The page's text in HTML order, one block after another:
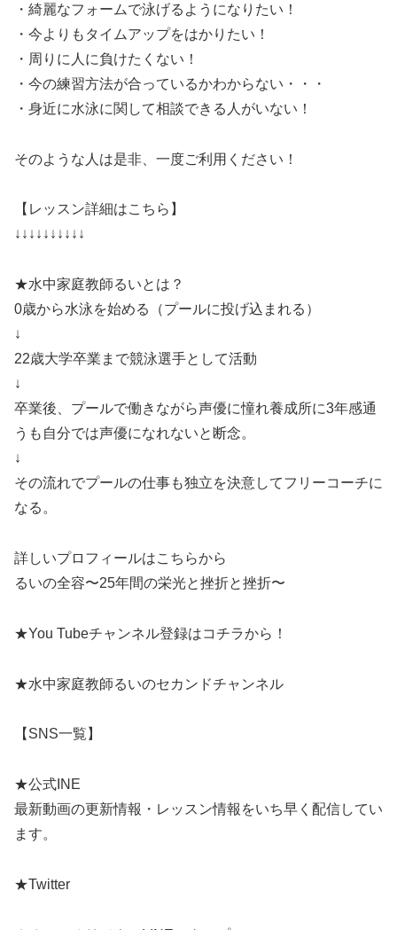
・綺麗なフォームで泳げるようになりたい！
・今よりもタイムアップをはかりたい！
・周りに人に負けたくない！
・今の練習方法が合っているかわからない・・・
・身近に水泳に関して相談できる人がいない！
そのような人は是非、一度ご利用ください！
【レッスン詳細はこちら】
↓↓↓↓↓↓↓↓↓↓
★水中家庭教師るいとは？
0歳から水泳を始める（プールに投げ込まれる）
↓
22歳大学卒業まで競泳選手として活動
↓
卒業後、プールで働きながら声優に憧れ養成所に3年感通
うも自分では声優になれないと断念。
↓
その流れでプールの仕事も独立を決意してフリーコーチに
なる。
詳しいプロフィールはこちらから
るいの全容〜25年間の栄光と挫折と挫折〜
★You Tubeチャンネル登録はコチラから！
★水中家庭教師るいのセカンドチャンネル
【SNS一覧】
★公式INE
最新動画の更新情報・レッスン情報をいち早く配信してい
ます。
★Twitter